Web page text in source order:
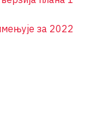
за 2022